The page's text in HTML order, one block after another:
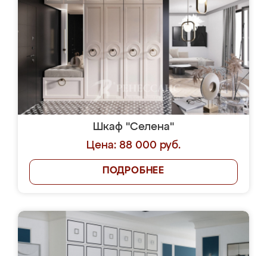
Шкаф "Селена"
Цена: 88 000 руб.
ПОДРОБНЕЕ